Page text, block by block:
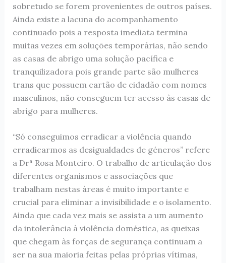
sobretudo se forem provenientes de outros países.
Ainda existe a lacuna do acompanhamento
continuado pois a resposta imediata termina
muitas vezes em soluções temporárias, não sendo
as casas de abrigo uma solução pacífica e
tranquilizadora pois grande parte são mulheres
trans que possuem cartão de cidadão com nomes
masculinos, não conseguem ter acesso às casas de
abrigo para mulheres.
“Só conseguimos erradicar a violência quando
erradicarmos as desigualdades de géneros” refere
a Drª Rosa Monteiro. O trabalho de articulação dos
diferentes organismos e associações que
trabalham nestas áreas é muito importante e
crucial para eliminar a invisibilidade e o isolamento.
Ainda que cada vez mais se assista a um aumento
da intolerância à violência doméstica, as queixas
que chegam às forças de segurança continuam a
ser na sua maioria feitas pelas próprias vítimas,